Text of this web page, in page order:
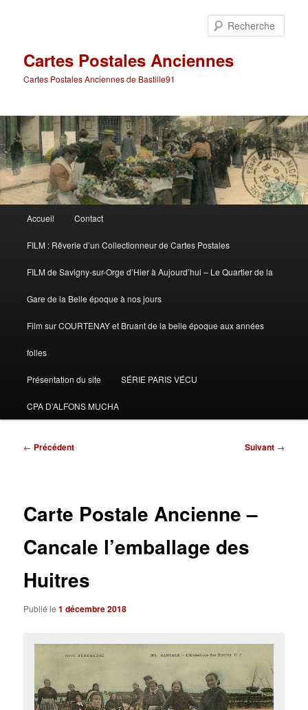
Cartes Postales Anciennes
Cartes Postales Anciennes de Bastille91
principal
Accueil Contact
FILM : Rêverie d’un Collectionneur de Cartes Postales
FILM de Savigny-sur-Orge d’Hier à Aujourd’hui – Le Quartier de la
Gare de la Belle époque à nos jours
Film sur COURTENAY et Bruant de la belle époque aux années
folles
Présentation du site SÉRIE PARIS VÉCU
CPA D’ALFONS MUCHA
Navigation
← Précédent Suivant →
Carte Postale Ancienne –
Cancale l’emballage des
Huitres
Publié le1 décembre 2018